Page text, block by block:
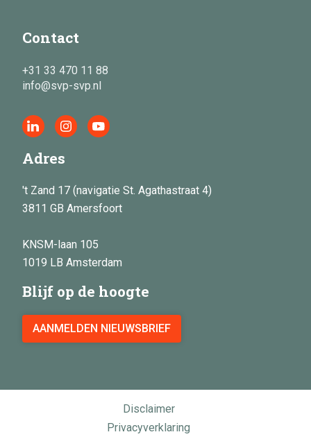
Contact
+31 33 470 11 88
info@svp-svp.nl
Adres
't Zand 17 (navigatie St. Agathastraat 4)
3811 GB Amersfoort
KNSM-laan 105
1019 LB Amsterdam
Blijf op de hoogte
AANMELDEN NIEUWSBRIEF
Disclaimer
Privacyverklaring